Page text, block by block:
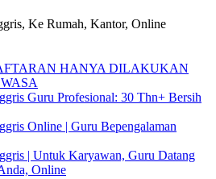
Ke Rumah, Kantor, Online
HANYA DILAKUKAN
Guru Profesional: 30 Thn+ Bersih
Online | Guru Bepengalaman
| Untuk Karyawan, Guru Datang
Online